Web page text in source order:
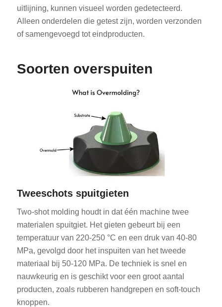
uitlijning, kunnen visueel worden gedetecteerd.
Alleen onderdelen die getest zijn, worden verzonden
of samengevoegd tot eindproducten.
Soorten overspuiten
Tweeschots spuitgieten
Two-shot molding houdt in dat één machine twee
materialen spuitgiet. Het gieten gebeurt bij een
temperatuur van 220-250 °C en een druk van 40-80
MPa, gevolgd door het inspuiten van het tweede
materiaal bij 50-120 MPa. De techniek is snel en
nauwkeurig en is geschikt voor een groot aantal
producten, zoals rubberen handgrepen en soft-touch
knoppen.